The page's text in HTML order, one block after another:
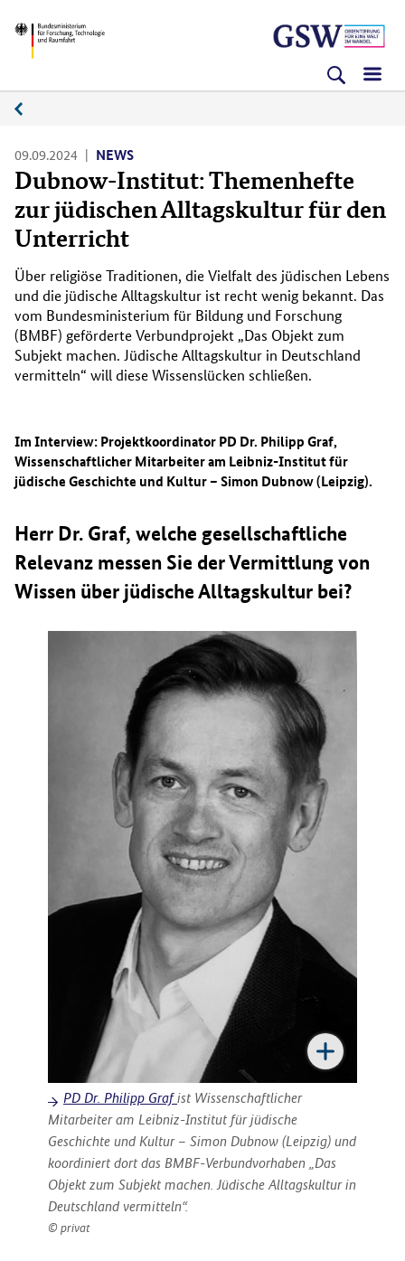
zum
(Eingabetaste)
zum
(Eingabetaste)
zur
(Eingabetaste)
BMFTR
09.09.2024 NEWS
Dubnow-Institut: Themenhefte
zur jüdischen Alltagskultur für den
Unterricht
Über religiöse Traditionen, die Vielfalt des jüdischen Lebens
und die jüdische Alltagskultur ist recht wenig bekannt. Das
vom Bundesministerium für Bildung und Forschung
(BMBF) geförderte Verbundprojekt „Das Objekt zum
Subjekt machen. Jüdische Alltagskultur in Deutschland
vermitteln“ will diese Wissenslücken schließen.
Im Interview: Projektkoordinator PD Dr. Philipp Graf,
Wissenschaftlicher Mitarbeiter am Leibniz-Institut für
jüdische Geschichte und Kultur – Simon Dubnow (Leipzig).
Herr Dr. Graf, welche gesellschaftliche
Relevanz messen Sie der Vermittlung von
Wissen über jüdische Alltagskultur bei?
PD Dr. Philipp Grafist Wissenschaftlicher
Mitarbeiter am Leibniz-Institut für jüdische
Geschichte und Kultur – Simon Dubnow (Leipzig) und
koordiniert dort das BMBF-Verbundvorhaben „Das
Objekt zum Subjekt machen. Jüdische Alltagskultur in
Deutschland vermitteln“.
privat